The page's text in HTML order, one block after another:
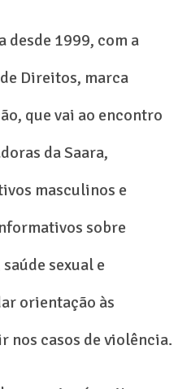
desde 1999, com a
Direitos, marca
que vai ao encontro
da Saara,
masculinos e
sobre
sexual e
orientação às
nos casos de violência.